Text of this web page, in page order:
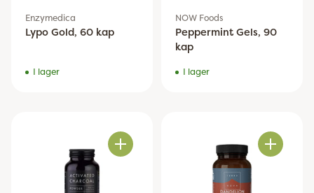
Enzymedica
Lypo Gold, 60 kap
I lager
NOW Foods
Peppermint Gels, 90
kap
I lager
Antal Antal